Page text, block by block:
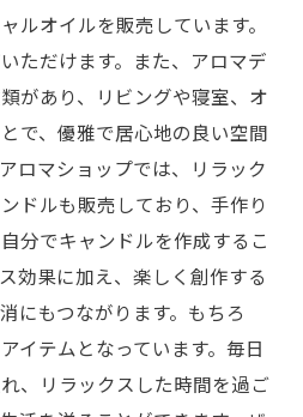
ルオイルを販売しています。
ただけます。また、アロマデ
があり、リビングや寝室、オ
で、優雅で居心地の良い空間
ロマショップでは、リラック
ドルも販売しており、手作り
分でキャンドルを作成するこ
効果に加え、楽しく創作する
にもつながります。もちろ
イテムとなっています。毎日
、リラックスした時間を過ご